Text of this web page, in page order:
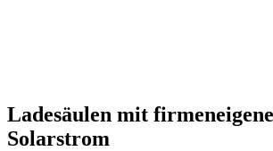
Ladesäulen mit
Solarstrom